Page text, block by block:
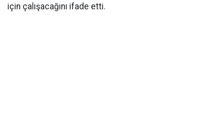
için çalışacağını ifade etti.